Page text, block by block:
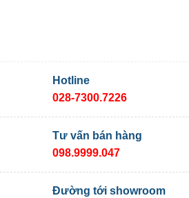
Hotline
028-7300.7226
Tư vấn bán hàng
098.9999.047
Đường tới showroom